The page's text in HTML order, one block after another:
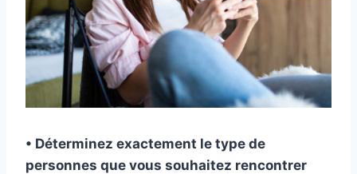
• Déterminez exactement le type de
personnes que vous souhaitez rencontrer